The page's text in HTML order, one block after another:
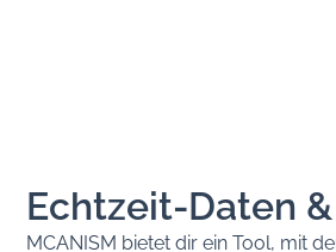
Echtzeit-Daten
MCANISM bietet dir ein Tool, mit